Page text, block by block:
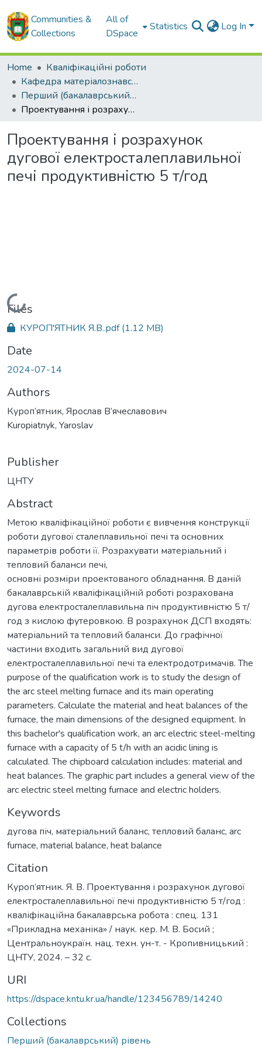
Communities &
Collections
All of
DSpace
Statistics Log In
Home
Кваліфікаційні роботи
Кафедра матеріалознавства та ливарного виробництва
Перший (бакалаврський) рівень
Проектування і розрахунок дугової електросталеплавильної печі продуктивністю 5 т/год
Проектування і розрахунок
дугової електросталеплавильної
печі продуктивністю 5 т/год
Loading...
Files
КУРОП'ЯТНИК Я.В..pdf(1.12 MB)
Date
2024-07-14
Authors
Куроп’ятник, Ярослав В’ячеславович
Kuropiatnyk, Yaroslav
Publisher
ЦНТУ
Abstract
Метою кваліфікаційної роботи є вивчення конструкції
роботи дугової сталеплавильної печі та основних
параметрів роботи її. Розрахувати матеріальний і
тепловий баланси печі,
основні розміри проектованого обладнання. В даній
бакалаврській кваліфікаційній роботі розрахована
дугова електросталеплавильна піч продуктивністю 5 т/
год з кислою футеровкою. В розрахунок ДСП входять:
матеріальний та тепловий баланси. До графічної
частини входить загальний вид дугової
електросталеплавильної печі та електродотримачів. The
purpose of the qualification work is to study the design of
the arc steel melting furnace and its main operating
parameters. Calculate the material and heat balances of the
furnace, the main dimensions of the designed equipment. In
this bachelor's qualification work, an arc electric steel-melting
furnace with a capacity of 5 t/h with an acidic lining is
calculated. The chipboard calculation includes: material and
heat balances. The graphic part includes a general view of the
arc electric steel melting furnace and electric holders.
Keywords
дугова піч, матеріальний баланс, тепловий баланс, arc
furnace, material balance, heat balance
Citation
Куроп’ятник. Я. В. Проектування і розрахунок дугової
електросталеплавильної печі продуктивністю 5 т/год :
кваліфікаційна бакалаврська робота : спец. 131
«Прикладна механіка» / наук. кер. М. В. Босий ;
Центральноукраїн. нац. техн. ун-т. - Кропивницький :
ЦНТУ, 2024. – 32 с.
URI
https://dspace.kntu.kr.ua/handle/123456789/14240
Collections
Перший (бакалаврський) рівень